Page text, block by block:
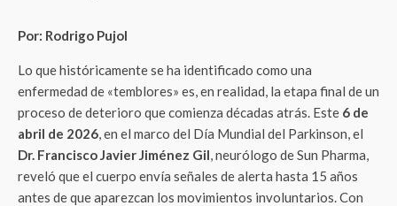
Por: Rodrigo Pujol
Lo que históricamente se ha identificado como una
enfermedad de «temblores» es, en realidad, la etapa final de un
proceso de deterioro que comienza décadas atrás. Este 6 de
abril de 2026, en el marco del Día Mundial del Parkinson, el
Dr. Francisco Javier Jiménez Gil, neurólogo de Sun Pharma,
reveló que el cuerpo envía señales de alerta hasta 15 años
antes de que aparezcan los movimientos involuntarios. Con